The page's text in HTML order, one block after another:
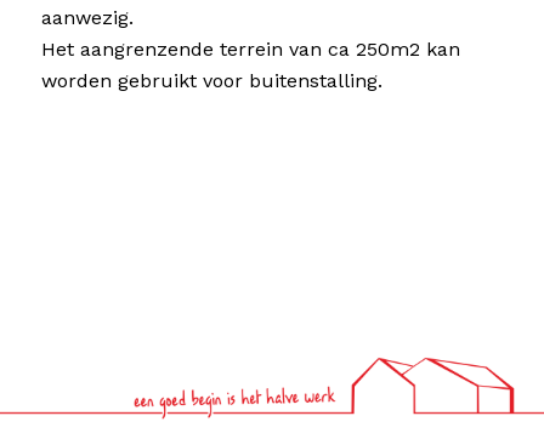
aanwezig.
Het aangrenzende terrein van ca 250m2 kan
worden gebruikt voor buitenstalling.